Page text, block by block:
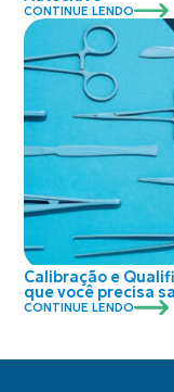
CONTINUE LENDO
Calibração e
que você precisa
CONTINUE LENDO